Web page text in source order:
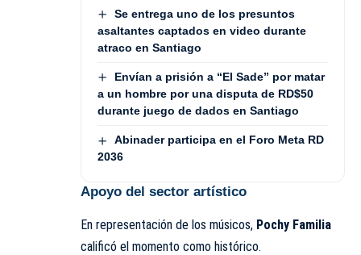
Se entrega uno de los presuntos
asaltantes captados en video durante
atraco en Santiago
Envían a prisión a “El Sade” por matar
a un hombre por una disputa de RD$50
durante juego de dados en Santiago
Abinader participa en el Foro Meta RD
2036
Apoyo del sector artístico
En representación de los músicos, Pochy Familia
calificó el momento como histórico.